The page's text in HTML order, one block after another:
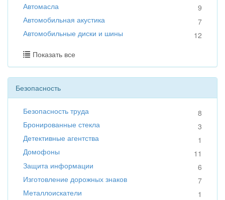
Автомасла
9
Автомобильная акустика
7
Автомобильные диски и шины
12
Показать все
Безопасность
Безопасность труда
8
Бронированные стекла
3
Детективные агентства
1
Домофоны
11
Защита информации
6
Изготовление дорожных знаков
7
Металлоискатели
1